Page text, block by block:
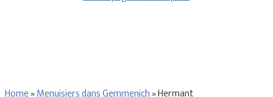
Home»Menuisiers dans Gemmenich»Hermant